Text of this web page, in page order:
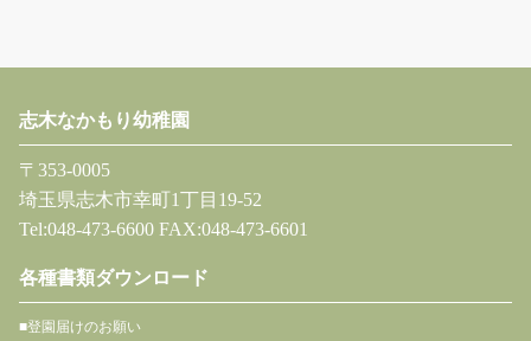
志木なかもり幼稚園
〒353-0005
埼玉県志木市幸町1丁目19-52
Tel:048-473-6600 FAX:048-473-6601
各種書類ダウンロード
■登園届けのお願い